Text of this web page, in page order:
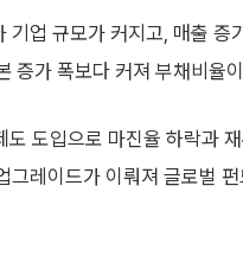
업 규모가 커지고, 매출 증
증가 폭보다 커져 부채비율
도입으로 마진율 하락과
그레이드가 이뤄져 글로벌